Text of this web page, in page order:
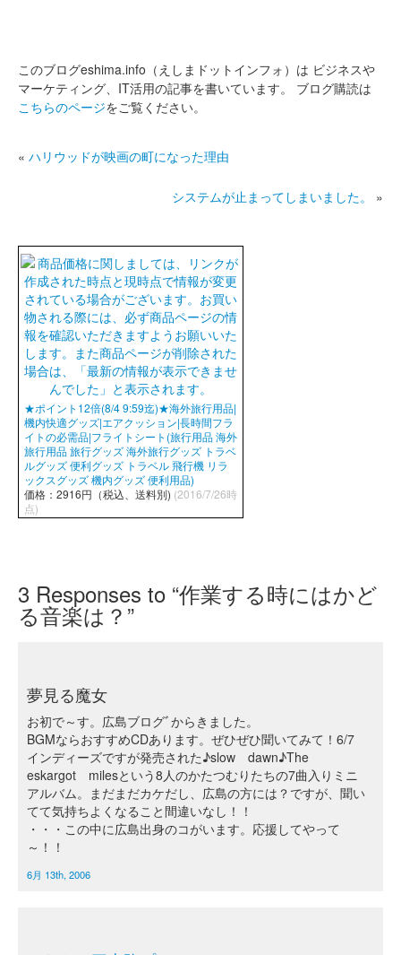
このブログeshima.info（えしまドットインフォ）は ビジネスや
マーケティング、IT活用の記事を書いています。
ブログ購読は
こちらのページをご覧ください。
« ハリウッドが映画の町になった理由
システムが止まってしまいました。 »
★ポイント12倍(8/4 9:59迄)★海外旅行用品|
機内快適グッズ|エアクッション|長時間フラ
イトの必需品|フライトシート(旅行用品 海外
旅行用品 旅行グッズ 海外旅行グッズ トラベ
ルグッズ 便利グッズ トラベル 飛行機 リラ
ックスグッズ 機内グッズ 便利用品)
価格：2916円（税込、送料別) (2016/7/26時
点)
3 Responses to “作業する時にはかど
る音楽は？”
夢見る魔女
お初で～す。広島ブログﾞからきました。
BGMならおすすめCDあります。ぜひぜひ聞いてみて！6/7
インディーズですが発売された♪slow dawn♪The
eskargot milesという8人のかたつむりたちの7曲入りミニ
アルバム。まだまだカケだし、広島の方には？ですが、聞い
てて気持ちよくなること間違いなし！！
・・・この中に広島出身のコがいます。応援してやって
～！！
6月 13th, 2006